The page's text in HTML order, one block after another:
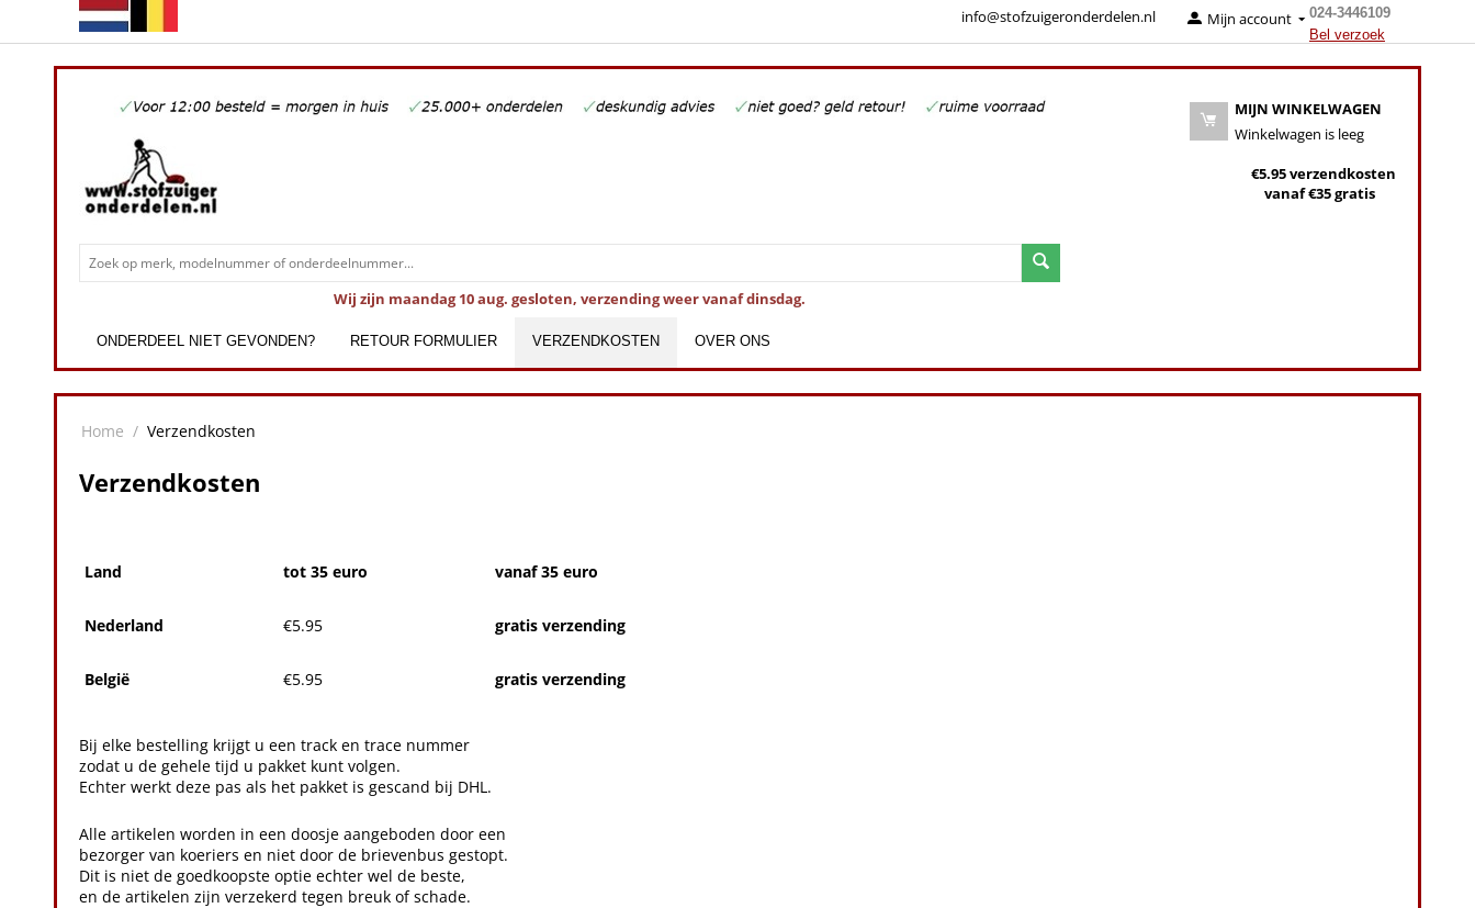
024-3446109
Bel verzoek
Mijn account
info@stofzuigeronderdelen.nl
Wij zijn maandag 10 aug. gesloten, verzending weer vanaf dinsdag.
MIJN WINKELWAGEN
Winkelwagen is leeg
€5.95 verzendkosten
vanaf €35 gratis
ONDERDEEL NIET GEVONDEN? RETOUR FORMULIER VERZENDKOSTEN OVER ONS
Home / Verzendkosten
Verzendkosten
Land tot 35 euro vanaf 35 euro
Nederland €5.95 gratis verzending
België €5.95 gratis verzending
Bij elke bestelling krijgt u een track en trace nummer
zodat u de gehele tijd u pakket kunt volgen.
Echter werkt deze pas als het pakket is gescand bij DHL.
Alle artikelen worden in een doosje aangeboden door een
bezorger van koeriers en niet door de brievenbus gestopt.
Dit is niet de goedkoopste optie echter wel de beste,
en de artikelen zijn verzekerd tegen breuk of schade.